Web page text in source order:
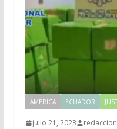
AMERICA ECUADOR
julio 21, 2023